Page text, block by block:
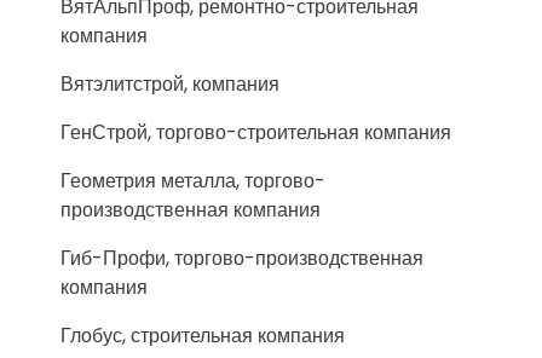
ВятАльпПроф, ремонтно-строительная
компания
Вятэлитстрой, компания
ГенСтрой, торгово-строительная компания
Геометрия металла, торгово-
производственная компания
Гиб-Профи, торгово-производственная
компания
Глобус, строительная компания